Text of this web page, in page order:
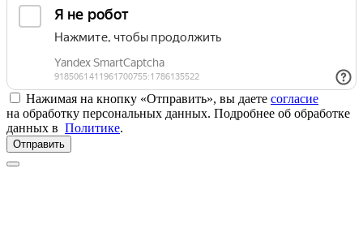
Нажимая на кнопку «Отправить», вы даете согласие
на обработку персональных данных. Подробнее об обработке
данных в Политике.
Отправить